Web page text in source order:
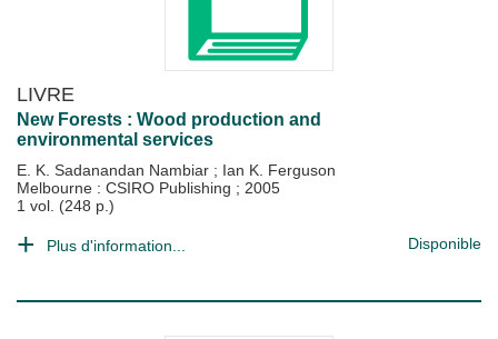
LIVRE
New Forests : Wood production and
environmental services
E. K. Sadanandan Nambiar ; Ian K. Ferguson
Melbourne : CSIRO Publishing ; 2005
1 vol. (248 p.)
Plus d'information... Disponible